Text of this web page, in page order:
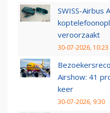
SWISS-Airbus
veroorzaakt
30-07-2026, 10:23
Airshow: 41
keer
30-07-2026, 9:30